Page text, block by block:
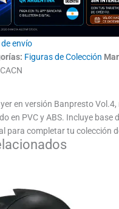
envío
Figuras de Colección
en versión Banpresto
en PVC y ABS. Incluye base
para completar tu colección